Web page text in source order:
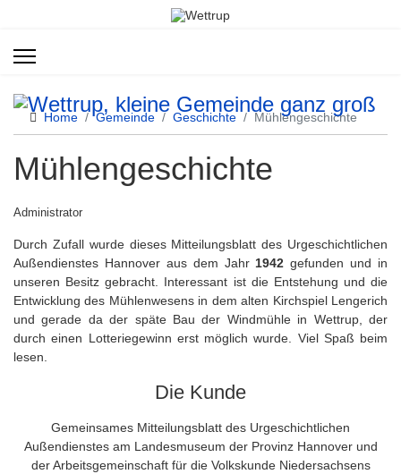
Home Gemeinde Geschichte Mühlengeschichte
Mühlengeschichte
Administrator
Durch Zufall wurde dieses Mitteilungsblatt des Urgeschichtlichen
Außendienstes Hannover aus dem Jahr1942 gefunden und in
unseren Besitz gebracht. Interessant ist die Entstehung und die
Entwicklung des Mühlenwesens in dem alten Kirchspiel Lengerich
und gerade da der späte Bau der Windmühle in Wettrup, der
durch einen Lotteriegewinn erst möglich wurde. Viel Spaß beim
lesen.
Die Kunde
Gemeinsames Mitteilungsblatt des Urgeschichtlichen
Außendienstes am Landesmuseum der Provinz Hannover und
der Arbeitsgemeinschaft für die Volkskunde Niedersachsens